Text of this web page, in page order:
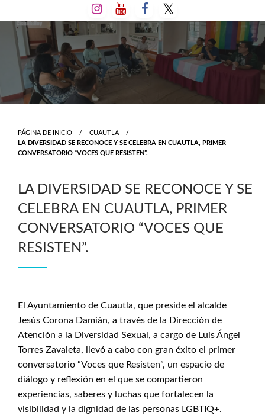
al
contenido
PÁGINA DE INICIO
CUAUTLA
LA DIVERSIDAD SE RECONOCE Y SE CELEBRA EN CUAUTLA, PRIMER
CONVERSATORIO “VOCES QUE RESISTEN”.
LA DIVERSIDAD SE RECONOCE Y SE
CELEBRA EN CUAUTLA, PRIMER
CONVERSATORIO “VOCES QUE
RESISTEN”.
El Ayuntamiento de Cuautla, que preside el alcalde
Jesús Corona Damián, a través de la Dirección de
Atención a la Diversidad Sexual, a cargo de Luis Ángel
Torres Zavaleta, llevó a cabo con gran éxito el primer
conversatorio “Voces que Resisten”, un espacio de
diálogo y reflexión en el que se compartieron
experiencias, saberes y luchas que fortalecen la
visibilidad y la dignidad de las personas LGBTIQ+.